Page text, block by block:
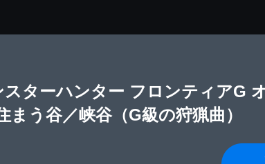
スターハンター フロンティアG
まう谷／峡谷（G級の狩猟曲）